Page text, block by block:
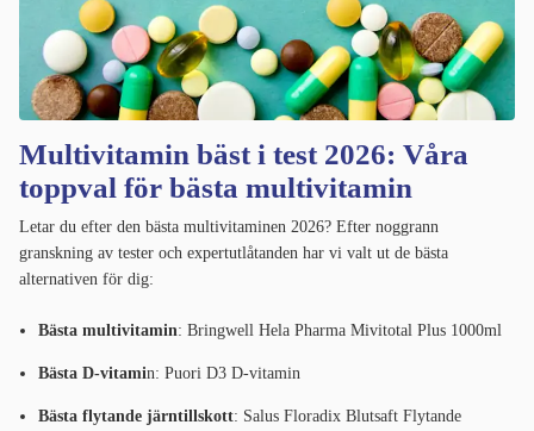
Multivitamin bäst i test 2026: Våra
toppval för bästa multivitamin
Letar du efter den bästa multivitaminen 2026? Efter noggrann
granskning av tester och expertutlåtanden har vi valt ut de bästa
alternativen för dig:
Bästa multivitamin: Bringwell Hela Pharma Mivitotal Plus 1000ml
Bästa D-vitamin: Puori D3 D-vitamin
Bästa flytande järntillskott: Salus Floradix Blutsaft Flytande